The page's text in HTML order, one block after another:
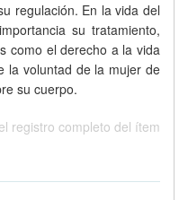
regulación. En la vida del
su tratamiento,
como el derecho a la vida
la voluntad de la mujer de
su cuerpo.
registro completo del ítem